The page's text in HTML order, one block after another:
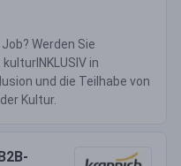
Werden Sie
in
und die Teilhabe von
Kultur.